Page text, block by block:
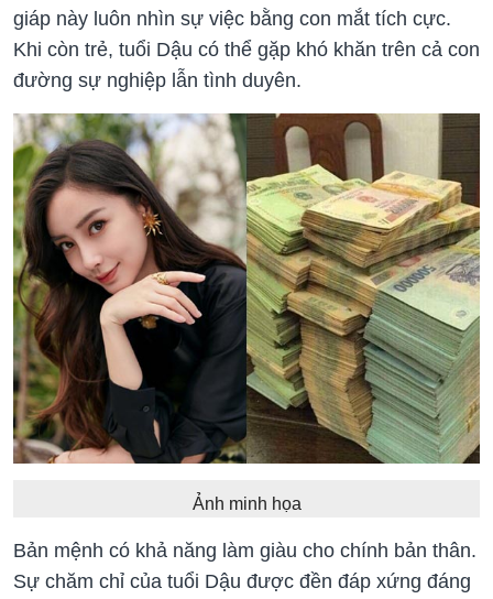
giáp này luôn nhìn sự việc bằng con mắt tích cực.
Khi còn trẻ, tuổi Dậu có thể gặp khó khăn trên cả con
đường sự nghiệp lẫn tình duyên.
Ảnh minh họa
Bản mệnh có khả năng làm giàu cho chính bản thân.
Sự chăm chỉ của tuổi Dậu được đền đáp xứng đáng